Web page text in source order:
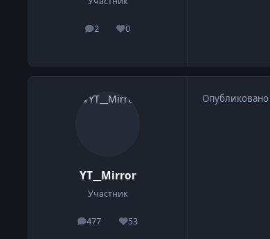
2
сообщения
0
Репутация
YT__Mirror
Участник
477
сообщения
53
Репутация
Опубликовано